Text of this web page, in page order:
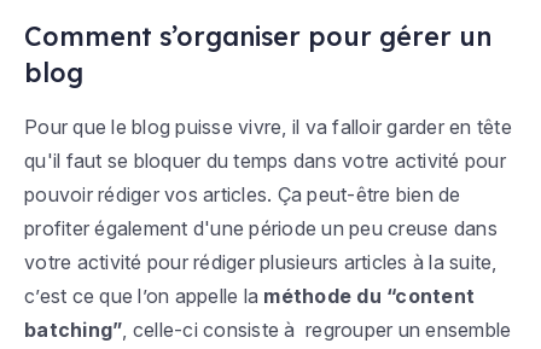
Comment s’organiser pour gérer un
blog
Pour que le blog puisse vivre, il va falloir garder en tête
qu'il faut se bloquer du temps dans votre activité pour
pouvoir rédiger vos articles. Ça peut-être bien de
profiter également d'une période un peu creuse dans
votre activité pour rédiger plusieurs articles à la suite,
c’est ce que l’on appelle la méthode du “content
batching” , celle-ci consiste à regrouper un ensemble